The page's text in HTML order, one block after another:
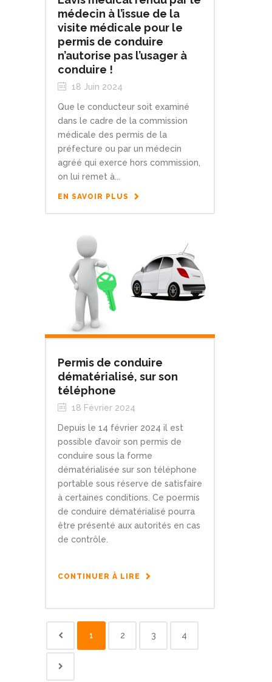
médecin à l’issue de la
visite médicale pour le
permis de conduire
n’autorise pas l’usager à
conduire !
18 Juin 2024
Que le conducteur soit examiné
dans le cadre de la commission
médicale des permis de la
préfecture ou par un médecin
agréé qui exerce hors commission,
on lui remet à...
EN SAVOIR PLUS
Permis de conduire
dématérialisé, sur son
téléphone
18 Février 2024
Depuis le 14 février 2024 il est
possible d’avoir son permis de
conduire sous la forme
dématérialisée sur son téléphone
portable sous réserve de satisfaire
à certaines conditions. Ce poermis
de conduire dématérialisé pourra
être présenté aux autorités en cas
de contrôle.
CONTINUER À LIRE
1 2 3 4